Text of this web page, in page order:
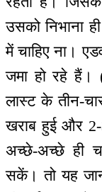
उसको निभाना
में चाहिए ना।
जमा हो रहे हैं।
लास्ट के तीन-
खराब हुई और 2-
अच्छे-अच्छे ही
सकें। तो यह